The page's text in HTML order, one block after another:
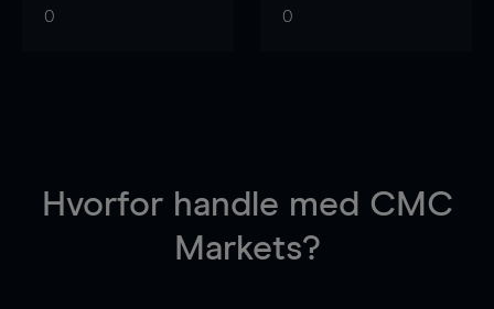
0 0
Hvorfor handle med CMC
Markets?